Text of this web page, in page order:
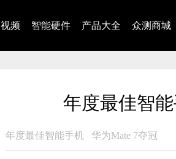
视频 智能硬件 产品大全 众测商城
年度最佳智
年度最佳智能手机 华为Mate 7夺冠